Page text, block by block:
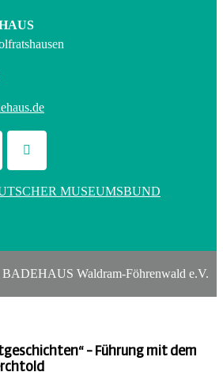
Waldram-Föhrenwald e.V.
– Führung mit dem